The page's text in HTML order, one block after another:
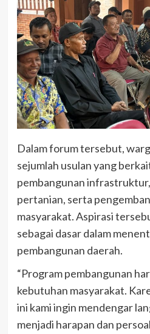
Dalam forum tersebut,
sejumlah usulan yang
pembangunan
pertanian, serta
masyarakat. Aspirasi
sebagai dasar dalam
pembangunan daerah.
“Program pembangunan
kebutuhan masyarakat.
ini kami ingin mendengar
menjadi harapan dan